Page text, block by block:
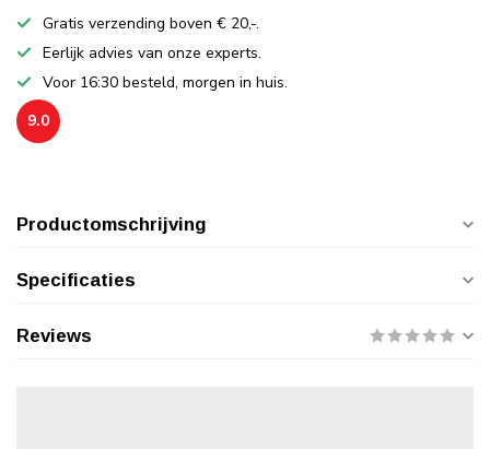
Gratis verzending boven € 20,-.
Eerlijk advies van onze experts.
Voor 16:30 besteld, morgen in huis.
9.0
Productomschrijving
Specificaties
Reviews